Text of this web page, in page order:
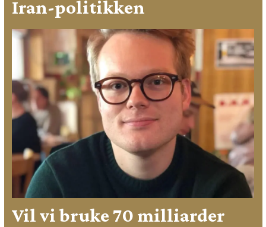
Iran-politikken
Vil vi bruke 70 milliarder